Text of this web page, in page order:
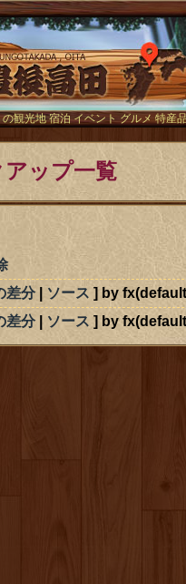
The
観光地 宿泊 イベント グルメ 特産
ップ一覧
差分| ソース ] by
差分| ソース ] by